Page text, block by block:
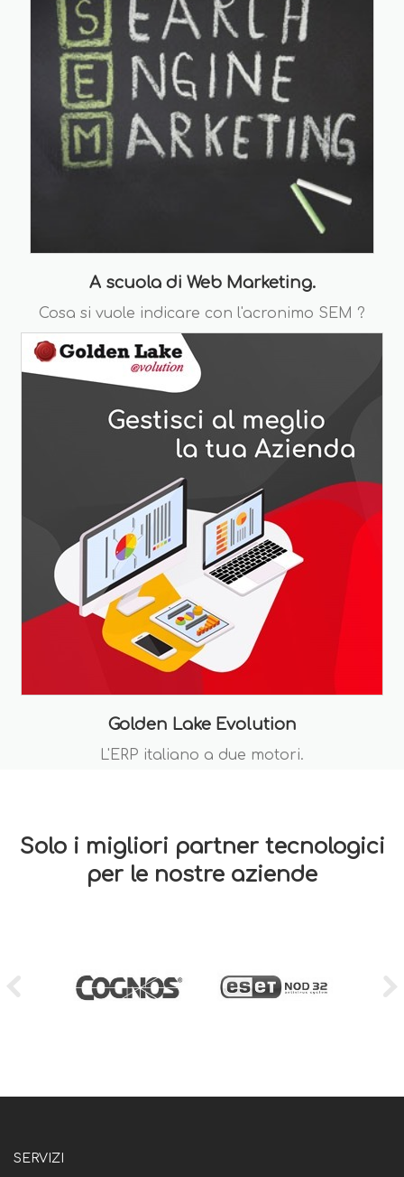
A scuola di Web Marketing.
Cosa si vuole indicare con l'acronimo SEM ?
Golden Lake Evolution
L'ERP italiano a due motori.
Solo i migliori partner tecnologici
per le nostre aziende
SERVIZI